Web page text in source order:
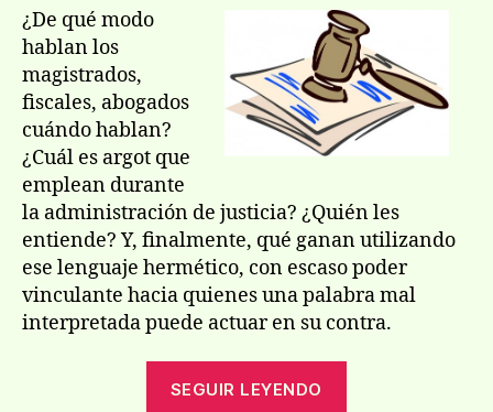
entrada
¿De qué modo
hablan los
magistrados,
fiscales, abogados
cuándo hablan?
¿Cuál es argot que
emplean durante
la administración de justicia? ¿Quién les
entiende? Y, finalmente, qué ganan utilizando
ese lenguaje hermético, con escaso poder
vinculante hacia quienes una palabra mal
interpretada puede actuar en su contra.
SEGUIR LEYENDO